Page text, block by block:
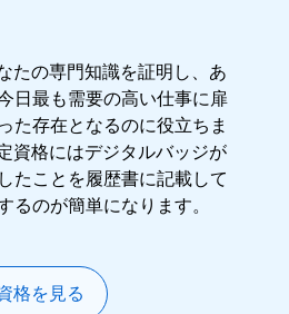
たの専門知識を証明し、あ
日最も需要の高い仕事に扉
た存在となるのに役立ちま
資格にはデジタルバッジが
たことを履歴書に記載して
るのが簡単になります。
格を見る